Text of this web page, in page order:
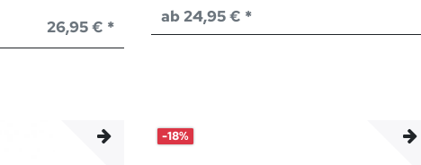
26,95 € *
ab 24,95 € *
-18%